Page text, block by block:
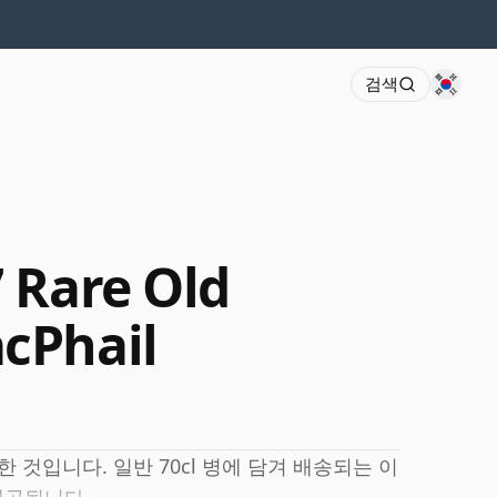
검색
Old
것입니다. 일반 70cl 병에 담겨 배송되는 이